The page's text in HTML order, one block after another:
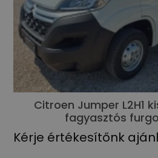
Citroen Jumper L2H1
fagyasztós
Kérje értékesítőnk